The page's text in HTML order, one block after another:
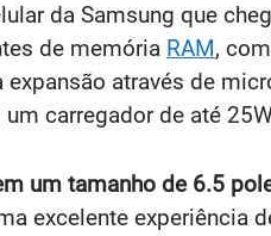
da Samsung que
de memória RAM, com
através de
carregador de até
um tamanho de 6.5
excelente experiência